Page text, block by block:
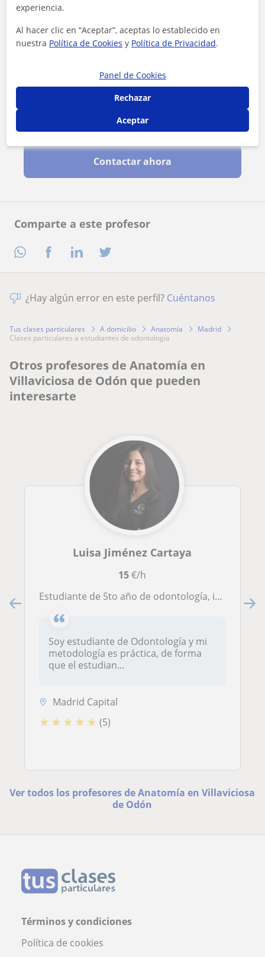
Comparte a este profesor
Al hacer clic, aceptas nuestroaviso legal
Contactar ahora
¿Hay algún error en este perfil? Cuéntanos
Tus clases particulares A domicilio Anatomía
Madrid
clases particulares a estudiantes de odontología
Otros profesores de Anatomía en
Villaviciosa de Odón que pueden
interesarte
Luisa Jiménez Cartaya
15€/h
Estudiante de 5to año de odontología, imparte clases relacionadas con ciencias Biología, Química, Bioquímica y Anatomía Humana
Soy estudiante de Odontología y mi
metodología es práctica, de forma
que el estudian...
Madrid Capital
★ ★ ★ ★ ★ (5)
Ver todos los profesores de Anatomía en Villaviciosa
de Odón
Términos y condiciones
Política de cookies
experiencia.
Al hacer clic en “Aceptar”, aceptas lo establecido en
nuestra Política de Cookies y Política de Privacidad.
Panel de Cookies
Rechazar
Aceptar